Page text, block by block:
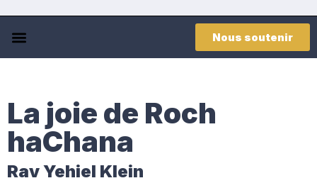
Nous soutenir
La joie de Roch
haChana
Rav Yehiel Klein